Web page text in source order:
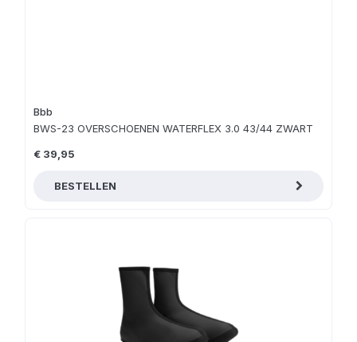
Bbb
BWS-23 OVERSCHOENEN WATERFLEX 3.0 43/44 ZWART
€ 39,95
BESTELLEN